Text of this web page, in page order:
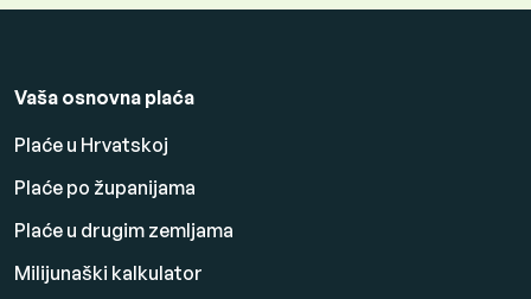
Vaša osnovna plaća
Plaće u Hrvatskoj
Plaće po županijama
Plaće u drugim zemljama
Milijunaški kalkulator